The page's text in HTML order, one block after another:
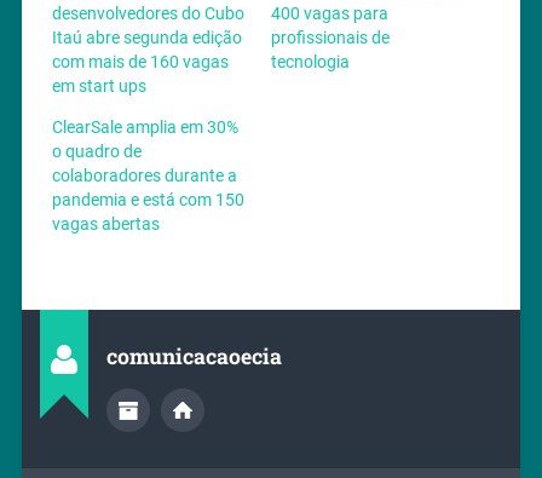
desenvolvedores do Cubo
Itaú abre segunda edição
com mais de 160 vagas
em start ups
400 vagas para
profissionais de
tecnologia
ClearSale amplia em 30%
o quadro de
colaboradores durante a
pandemia e está com 150
vagas abertas
comunicacaoecia